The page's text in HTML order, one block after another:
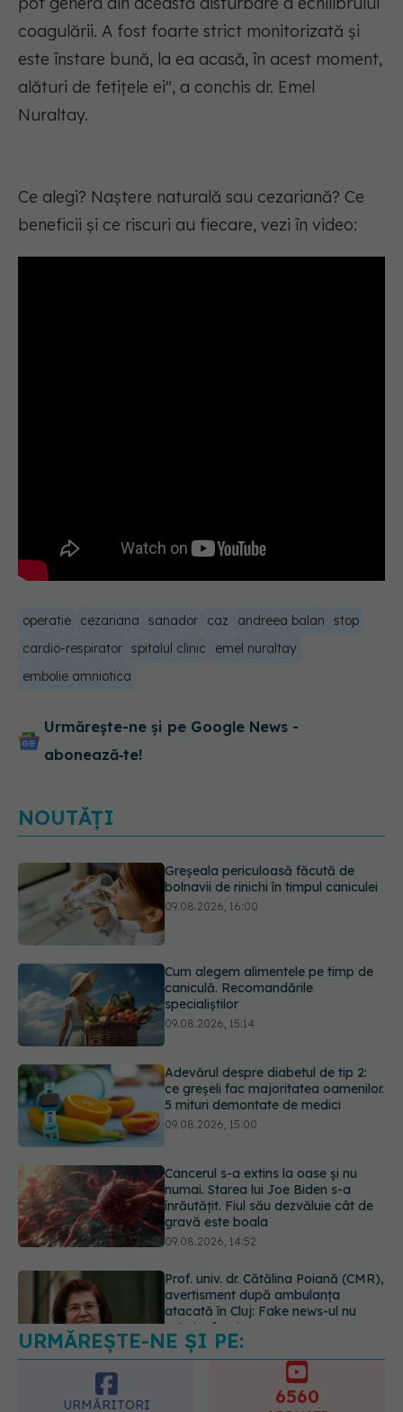
coagulării. A fost foarte strict monitorizată și
este înstare bună, la ea acasă, în acest moment,
alături de fetițele ei", a conchis dr. Emel
Nuraltay.
Ce alegi? Naștere naturală sau cezariană? Ce
beneficii și ce riscuri au fiecare, vezi în video:
operatie cezariana sanador caz andreea balan
stop
cardio-respirator spitalul clinic
emel nuraltay
embolie amniotica
Urmărește-ne și pe Google News -
abonează‑te!
NOUTĂȚI
Cum alegem alimentele pe timp de
caniculă. Recomandările
specialiștilor
Adevărul despre diabetul de tip 2:
ce greșeli fac majoritatea oamenilor.
5 mituri demontate de medici
09.08.2026, 15:00
Cancerul s-a extins la oase și nu
numai. Starea lui Joe Biden s-a
înrăutățit. Fiul său dezvăluie cât de
gravă este boala
Prof. univ. dr. Cătălina Poiană (CMR),
avertisment după ambulanța
atacată în Cluj: Fake news-ul nu
este inofensiv
Greșeala periculoasă făcută de
bolnavii de rinichi în timpul caniculei
URMĂREȘTE-NE ȘI PE:
URMĂRITORI
ABONAȚI